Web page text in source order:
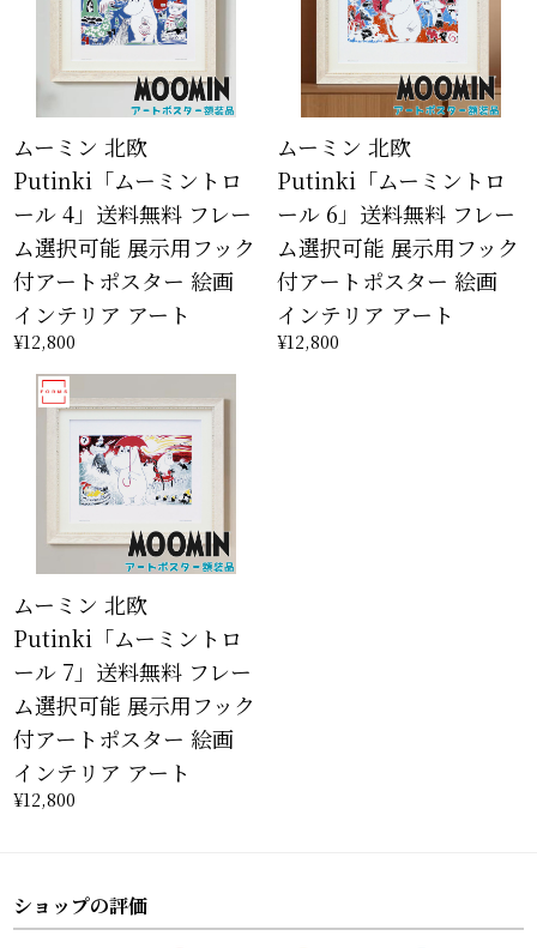
ムーミン 北欧
Putinki「ムーミントロ
ール 4」送料無料 フレー
ム選択可能 展示用フック
付アートポスター 絵画
インテリア アート
¥12,800
ムーミン 北欧
Putinki「ムーミントロ
ール 6」送料無料 フレー
ム選択可能 展示用フック
付アートポスター 絵画
インテリア アート
¥12,800
ムーミン 北欧
Putinki「ムーミントロ
ール 7」送料無料 フレー
ム選択可能 展示用フック
付アートポスター 絵画
インテリア アート
¥12,800
ショップの評価